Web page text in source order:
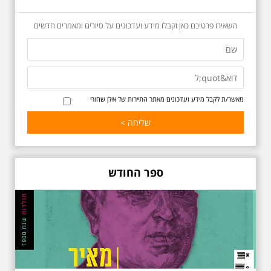
באוהאוס בלילה
25.6.2025 ליל חמישי
בשעה 19:30 –לכבוד
"הלילה לבן" - "באוהאוס
בלילה" -בעקבות
האדריכלים הגדולים של
תל אביב וההתפתחות של
הסגנון הבינלאומי בתל
אביב
בואו ונהנה יחד ב"לילה הלבן" התל
אביב ב , לסיור מיוחד מרשים, סיור
באוהאוס לילי, בעקבות 104 שנה
לסגנון הבינלאומי בתל אביב. סיפור
מעונות עובדים, גינת רות, כיכר
דזיזנגוף וגם על חייה של ג'ניה
השאירו פרטיכם כאן וקבלו מידע ועדכונים על סיורים ומאמרים חדשים
מאשר/ת לקבל מידע ועדכונים מאתר התיירות של אילן שחורי
ספר החודש